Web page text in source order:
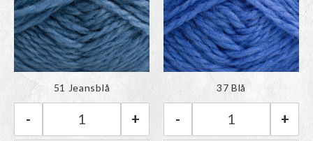
Färgen har lagts till i
paletten
Rauma Vams | 51 Jeansblå mängd
- +
51 Jeansblå
Färgen har lagts till i
paletten
Rauma Vams |
- +
37 Blå